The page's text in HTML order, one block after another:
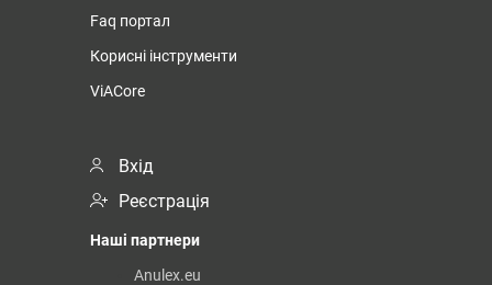
Faq портал
Корисні інструменти
ViACore
Вхід
Реєстрація
Наші партнери
Anulex.eu